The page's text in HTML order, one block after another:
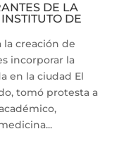
DE LA
DE
la creación de
incorporar la
en la ciudad El
tomó protesta a